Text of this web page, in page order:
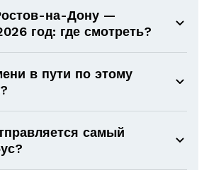
на-Дону —
год: где смотреть?
в пути по этому
самый